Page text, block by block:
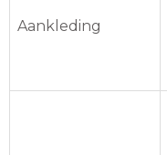
Aankleding